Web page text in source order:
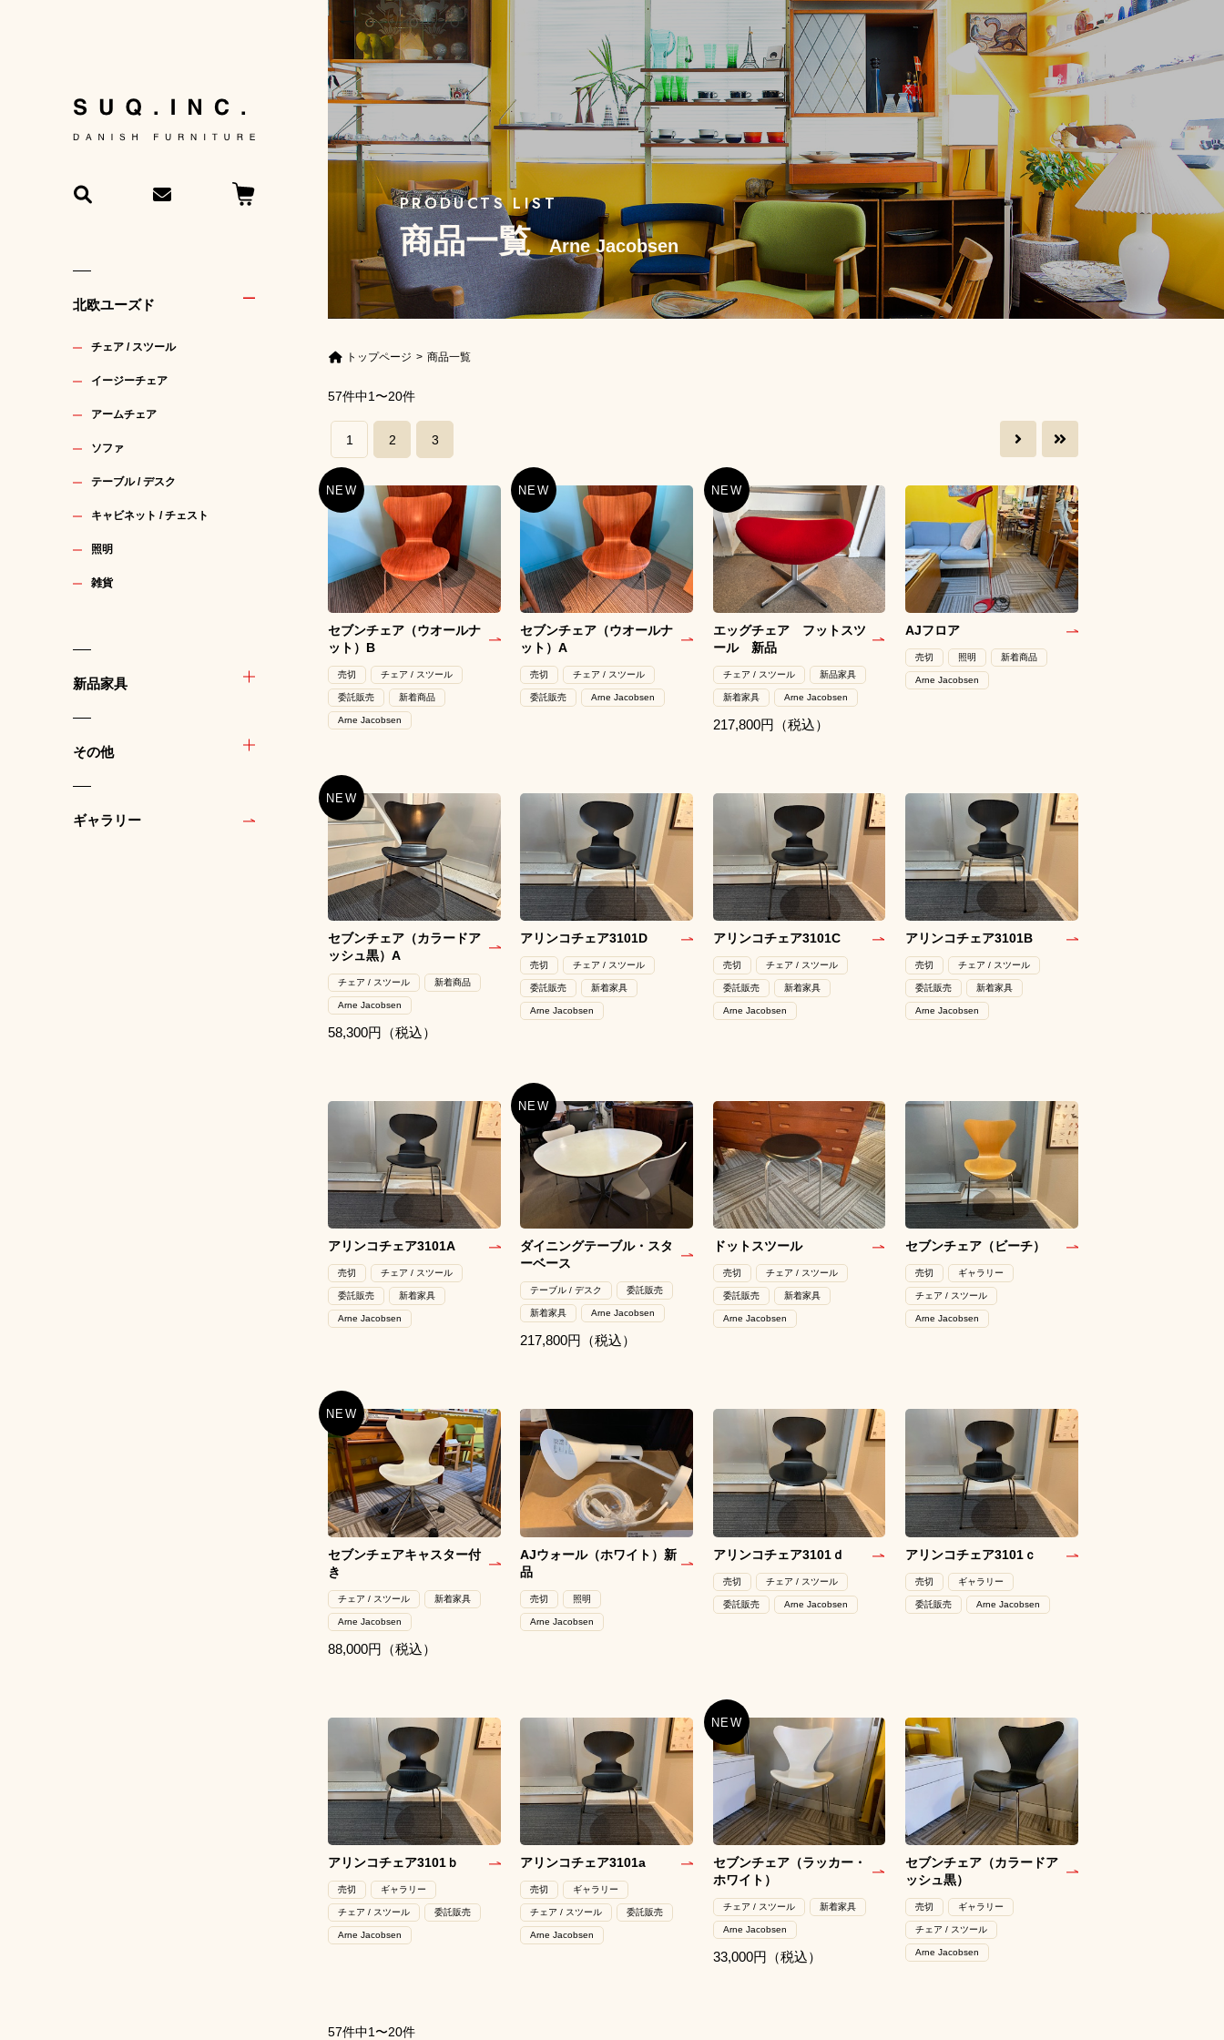
北欧ユーズド
チェア / スツール
イージーチェア
アームチェア
ソファ
テーブル / デスク
キャビネット / チェスト
照明
雑貨
新品家具
その他
ギャラリー
商品一覧 Arne Jacobsen
トップページ 商品一覧
57件中1〜20件
1 2 3
セブンチェア（ウオールナ
ット）B
売切 チェア / スツール
委託販売 新着商品
Arne Jacobsen
セブンチェア（ウオールナ
ット）A
売切 チェア / スツール
委託販売 Arne Jacobsen
エッグチェア フットスツ
ール 新品
チェア / スツール 新品家具
新着家具 Arne Jacobsen
217,800円（税込）
AJフロア
売切 照明 新着商品
Arne Jacobsen
セブンチェア（カラードア
ッシュ黒）A
チェア / スツール 新着商品
Arne Jacobsen
58,300円（税込）
アリンコチェア3101D
売切 チェア / スツール
委託販売 新着家具
Arne Jacobsen
アリンコチェア3101C
売切 チェア / スツール
委託販売 新着家具
Arne Jacobsen
アリンコチェア3101B
売切 チェア / スツール
委託販売 新着家具
Arne Jacobsen
アリンコチェア3101A
売切 チェア / スツール
委託販売 新着家具
Arne Jacobsen
ダイニングテーブル・スタ
ーベース
テーブル / デスク 委託販売
新着家具 Arne Jacobsen
217,800円（税込）
ドットスツール
売切 チェア / スツール
委託販売 新着家具
Arne Jacobsen
セブンチェア（ビーチ）
売切 ギャラリー
チェア / スツール
Arne Jacobsen
セブンチェアキャスター付
き
チェア / スツール 新着家具
Arne Jacobsen
88,000円（税込）
AJウォール（ホワイト）新
品
売切 照明
Arne Jacobsen
アリンコチェア3101ｄ
売切 チェア / スツール
委託販売 Arne Jacobsen
アリンコチェア3101ｃ
売切 ギャラリー
委託販売 Arne Jacobsen
アリンコチェア3101ｂ
売切 ギャラリー
チェア / スツール 委託販売
Arne Jacobsen
アリンコチェア3101a
売切 ギャラリー
チェア / スツール 委託販売
Arne Jacobsen
セブンチェア（ラッカー・
ホワイト）
チェア / スツール 新着家具
Arne Jacobsen
33,000円（税込）
セブンチェア（カラードア
ッシュ黒）
売切 ギャラリー
チェア / スツール
Arne Jacobsen
57件中1〜20件